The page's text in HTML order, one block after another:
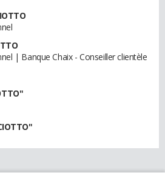
| Banque Chaix - Conseiller clientèle